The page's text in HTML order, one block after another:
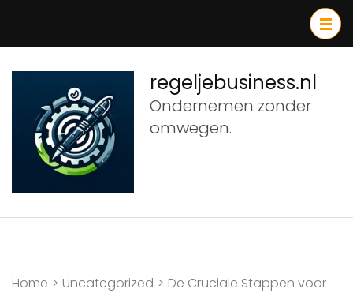
inhoud
(druk
Enter)
regeljebusiness.nl
Ondernemen zonder
omwegen.
Home > Uncategorized > De Cruciale Stappen voor